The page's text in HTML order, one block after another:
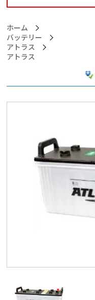
ホーム
バッテリー
アトラス
>アトラス